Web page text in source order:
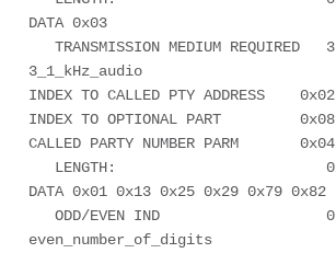
DATA 0x03
3_1_kHz_audio
INDEX TO CALLED PTY ADDRESS    0x02
INDEX TO OPTIONAL PART         0x08
CALLED PARTY NUMBER PARM       0x04
DATA 0x01 0x13 0x25 0x29 0x79 0x82
even_number_of_digits